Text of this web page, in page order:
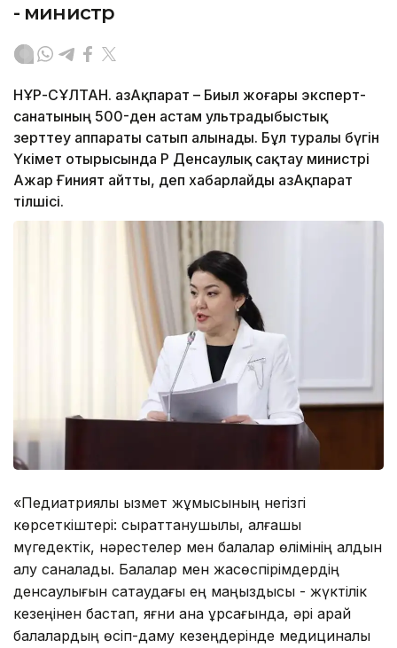
- министр
НҰР-СҰЛТАН. ҚазАқпарат – Биыл жоғары эксперт-
санатының 500-ден астам ультрадыбыстық
зерттеу аппараты сатып алынады. Бұл туралы бүгін
Үкімет отырысында ҚР Денсаулық сақтау министрі
Ажар Ғиният айтты, деп хабарлайды ҚазАқпарат
тілшісі.
«Педиатриялық қызмет жұмысының негізгі
көрсеткіштері: сырқаттанушылық, алғашқы
мүгедектік, нәрестелер мен балалар өлімінің алдын
алу саналады. Балалар мен жасөспірімдердің
денсаулығын сақтаудағы ең маңыздысы - жүктілік
кезеңінен бастап, яғни ана құрсағында, әрі қарай
балалардың өсіп-даму кезеңдерінде медициналық